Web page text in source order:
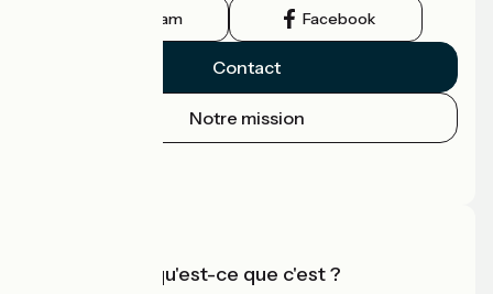
Instagram Facebook
Contact
Notre mission
Accueil Vélo qu'est-ce que c'est ?